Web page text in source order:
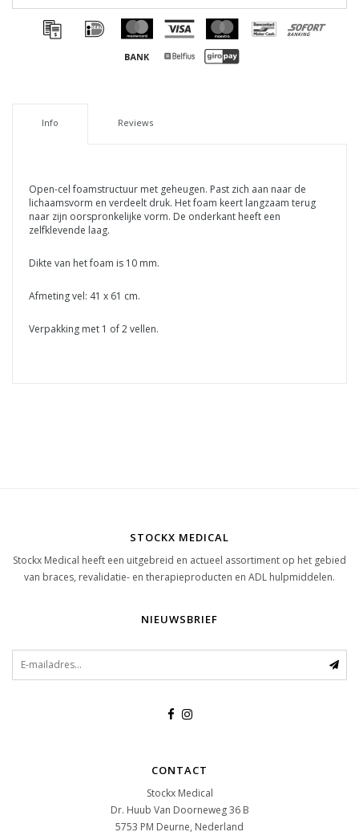
Info Reviews
Open-cel foamstructuur met geheugen. Past zich aan naar de
lichaamsvorm en verdeelt druk. Het foam keert langzaam terug
naar zijn oorspronkelijke vorm. De onderkant heeft een
zelfklevende laag.
Dikte van het foam is 10 mm.
Afmeting vel: 41 x 61 cm.
Verpakking met 1 of 2 vellen.
STOCKX MEDICAL
Stockx Medical heeft een uitgebreid en actueel assortiment op het gebied
van braces, revalidatie- en therapieproducten en ADL hulpmiddelen.
NIEUWSBRIEF
CONTACT
Stockx Medical
Dr. Huub Van Doorneweg 36 B
5753 PM Deurne, Nederland